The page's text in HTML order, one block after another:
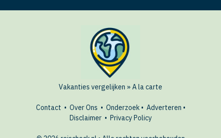
Vakanties vergelijken » A la carte
Contact • Over Ons • Onderzoek• Adverteren •
Disclaimer• Privacy Policy